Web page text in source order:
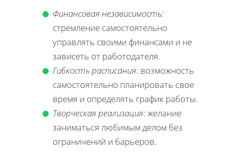
Финансовая независимость:
стремление самостоятельно
управлять своими финансами и не
зависеть от работодателя.
Гибкость расписания: возможность
самостоятельно планировать свое
время и определять график работы.
Творческая реализация:желание
заниматься любимым делом без
ограничений и барьеров.